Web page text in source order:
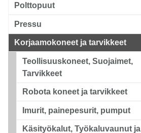
Polttopuut
Pressu
Korjaamokoneet ja tarvikkeet
Teollisuuskoneet, Suojaimet,
Tarvikkeet
Robota koneet ja tarvikkeet
Imurit, painepesurit, pumput
Käsityökalut, Työkaluvaunut ja